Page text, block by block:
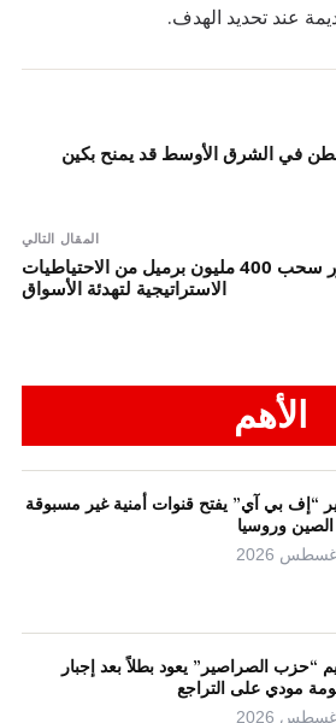
عند تحديد الهدف.
في الشرق الأوسط قد يمنح بكين
المقال التالي
وكالة الطاقة الدولية تقرر سحب 400 مليون برميل من الاحتياطيات
الاستراتيجية لتهدئة الأسواق
الأهم
“إف بي آي” يفتح قنوات أمنية غير مسبوقة
وروسيا
“حزب الصراصير” يعود بطلاً بعد إجبار
مودي على التراجع